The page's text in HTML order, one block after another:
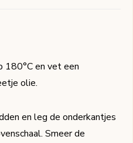
180°C en vet een
olie.
en leg de onderkantjes
Smeer de